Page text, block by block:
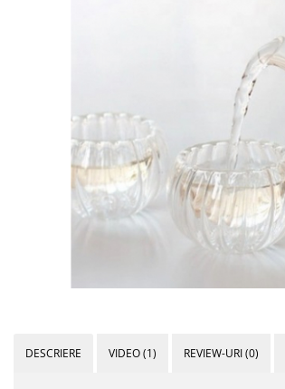
300 Lei - 500 Lei
500 Lei - 1000 Lei
1000 Lei +
DESCRIERE VIDEO(1) REVIEW-URI(0)